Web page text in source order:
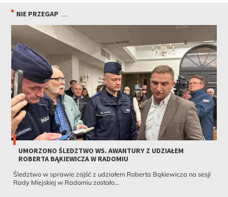
NIE PRZEGAP
UMORZONO ŚLEDZTWO WS. AWANTURY Z UDZIAŁEM
ROBERTA BĄKIEWICZA W RADOMIU
Śledztwo w sprawie zajść z udziałem Roberta Bąkiewicza na sesji
Rady Miejskiej w Radomiu zostało...